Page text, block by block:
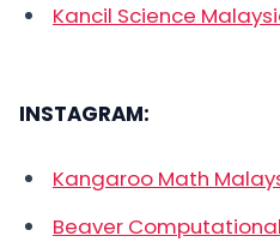
Kancil Science
INSTAGRAM:
Kangaroo Math
Beaver